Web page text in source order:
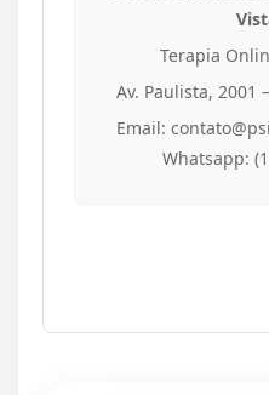
Terapia
Av. Paulista, 2001
Email:
Whatsapp: